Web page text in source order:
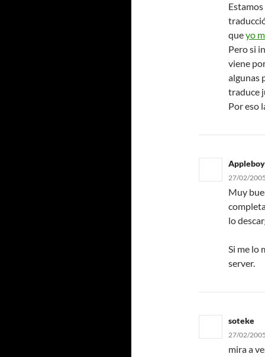
queyo
Pero si
viene
algunas
traduce
Por eso
Appleboy
27/02/
Muy
lo
Si me lo
server.
soteke
27/02/
mira a